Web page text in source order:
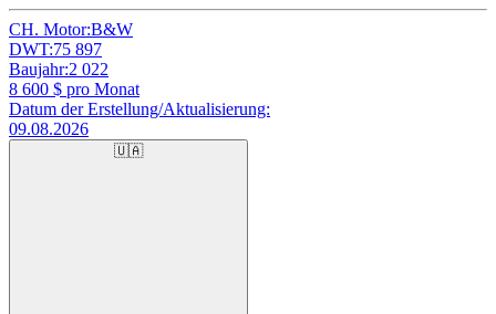
CH. Motor:B&W
DWT:75 897
Baujahr:2 022
8 600 $ pro Monat
Datum der Erstellung/Aktualisierung:
09.08.2026
🇺🇦